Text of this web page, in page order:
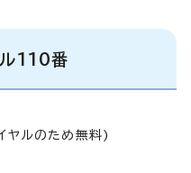
110番
ルのため無料)